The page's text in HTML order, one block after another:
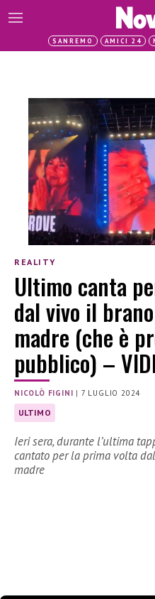
SANREMO AMICI 24
REALITY
Ultimo canta
dal vivo il
madre (che è
pubblico) –
NICOLÒ FIGINI | 7 LUGLIO 2024
ULTIMO
Ieri sera, durante l’ultima
cantato per la prima volta
madre